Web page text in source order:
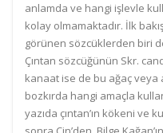
anlamda ve hangi işlevle
kolay olmamaktadır. İlk
görünen sözcüklerden biri de
Çıntan sözcüğünün Skr.
kanaat ise de bu ağaç
bozkırda hangi amaçla
yazıda çıntan’ın kökeni ve